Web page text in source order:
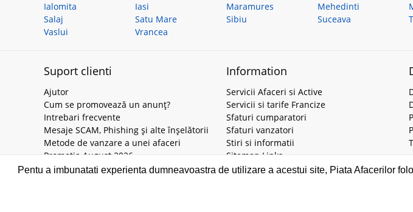
Pentu a imbunatati experienta dumneavoastra de utilizare a acestui site, Piata Afacerilor
Ialomita
Iasi Maramures Mehedinti
Salaj
Satu Mare Sibiu Suceava
Vaslui
Vrancea
Suport clienti
Ajutor
Cum se promovează un anunț?
Intrebari frecvente
Mesaje SCAM, Phishing și alte înșelătorii
Metode de vanzare a unei afaceri
Promoția August 2026
Information
Servicii Afaceri si Active
Servicii si tarife Francize
Sfaturi cumparatori
Sfaturi vanzatori
Stiri si informatii
Sitemap Links